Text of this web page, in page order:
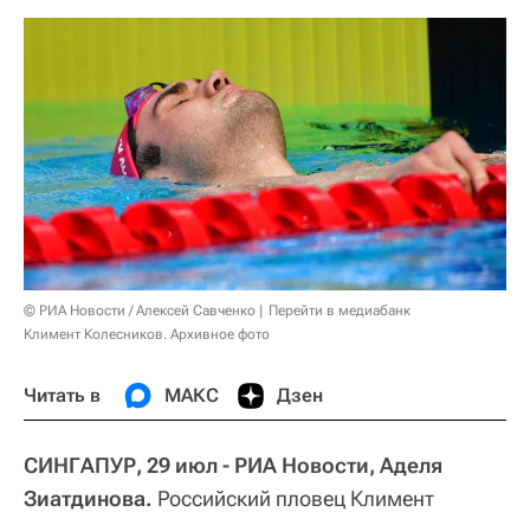
© РИА Новости / Алексей Савченко
Перейти в медиабанк
Климент Колесников. Архивное фото
Читать в МАКС Дзен
СИНГАПУР, 29 июл - РИА Новости, Аделя
Зиатдинова. Российский пловец Климент